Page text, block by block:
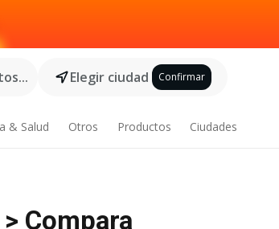
Elegir ciudad Confirmar
& Salud Otros Productos Ciudades
Compara